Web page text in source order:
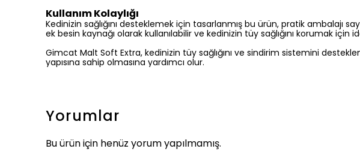
Kullanım Kolaylığı
Kedinizin sağlığını desteklemek için tasarlanmış bu ürün, pratik ambalajı
ek besin kaynağı olarak kullanılabilir ve kedinizin tüy sağlığını korumak için
Gimcat Malt Soft Extra, kedinizin tüy sağlığını ve sindirim sistemini
yapısına sahip olmasına yardımcı olur.
Yorumlar
Bu ürün için henüz yorum yapılmamış.